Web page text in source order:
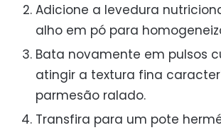
Adicione a levedura
alho em pó para
Bata novamente em pulsos
atingir a textura fina
parmesão ralado.
Transfira para um pote